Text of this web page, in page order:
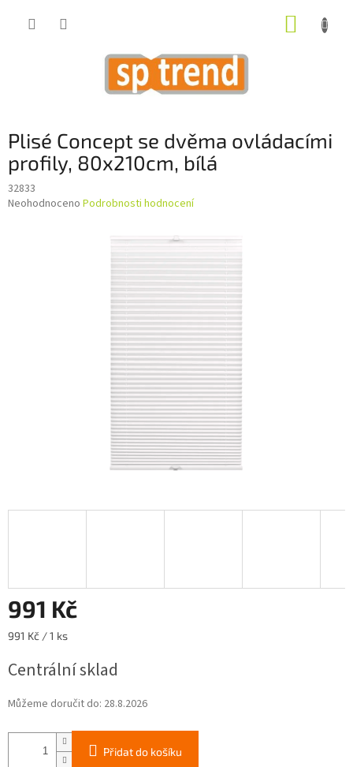
Plisé Concept se dvěma ovládacími
profily, 80x210cm, bílá
32833
Průměrné
Neohodnoceno Podrobnosti hodnocení
991 Kč
Měrná
991 Kč / 1 ks
Centrální sklad
Můžeme doručit do: 28.8.2026
Přidat do košíku